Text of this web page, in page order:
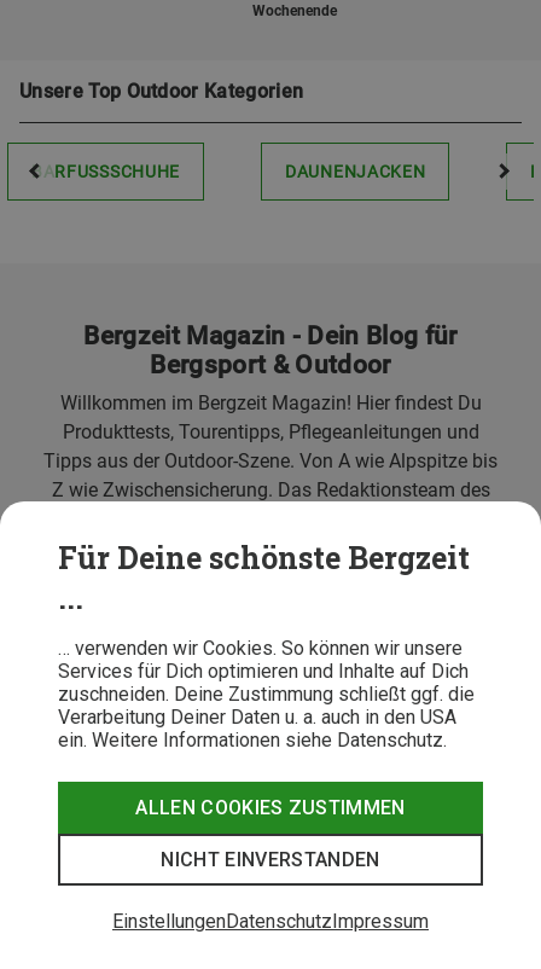
Für Deine schönste Bergzeit
...
… verwenden wir Cookies. So können wir unsere
Services für Dich optimieren und Inhalte auf Dich
zuschneiden. Deine Zustimmung schließt ggf. die
Verarbeitung Deiner Daten u. a. auch in den USA
ein. Weitere Informationen siehe Datenschutz.
ALLEN COOKIES ZUSTIMMEN
NICHT EINVERSTANDEN
EinstellungenDatenschutzImpressum
Wochenende
Unsere Top Outdoor Kategorien
BARFUSSSCHUHE DAUNENJACKEN
Bergzeit Magazin - Dein Blog für
Bergsport & Outdoor
Willkommen im Bergzeit Magazin! Hier findest Du
Produkttests, Tourentipps, Pflegeanleitungen und
Tipps aus der Outdoor-Szene. Von A wie Alpspitze bis
Z wie Zwischensicherung. Das Redaktionsteam des
externen Autoren und Bergsport-Experten kompetente
Beiträge zu allen wichtigen Berg- und Outdoorthemen
sowie aktuelles Branchen- und Hintergrundwissen.
Kundenservice
Beratung